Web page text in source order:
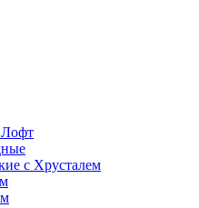
с Хрусталем